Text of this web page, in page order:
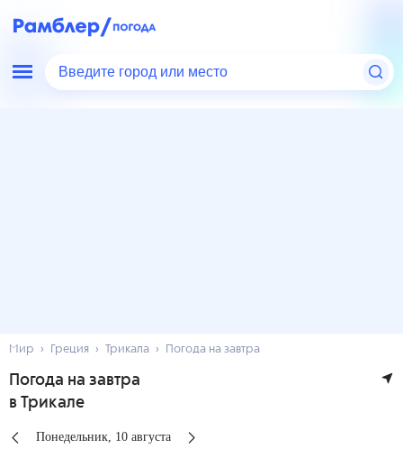
Введите город или место
Мир Греция Трикала Погода на завтра
Погода на завтра
в Трикале
Понедельник , 10августа